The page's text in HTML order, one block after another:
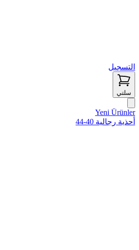
التسجيل
سلتي
Yeni Ürünler
أحذية رجالية 40-44